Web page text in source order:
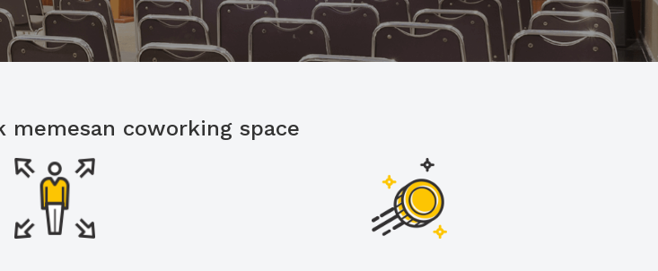
memesan coworking space